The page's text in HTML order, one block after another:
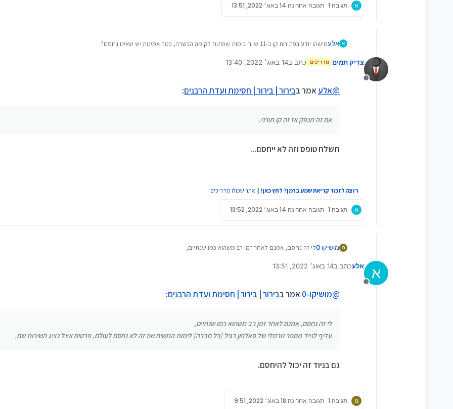
א תגובה 1 תגובה אחרונה 14 באוג׳ 2022, 13:51
א אלעמישהו יודע בפתיחת קו ב-11 ש"ח בימות שפתוח לקומה הכשרה, כמה אמינות יש שאינו נחסם?
תודה רבה!
מנותק
צדיק תמים מדריכים כתב ב14 באוג׳ 2022, 13:40
נערך לאחרונה על ידי
@אלעאמר בבירור | בירור | חסימת ועדת הרבנים:
אם זה מנפק אז זה קו תורני.
תשלח טופס וזה לא ייחסם...
רוצה לזכור קריאת שמע בזמן? לחץ כאן! || אתר שכולו מדריכים
א תגובה 1 תגובה אחרונה 14 באוג׳ 2022, 13:52
מ מושיקו 0
לי זה נחסם, אמנם לאחר זמן רב משהוא כמו שנתיים,
א
מנותק
אלעכתב ב14 באוג׳ 2022, 13:51
נערך לאחרונה על ידי
@מושיקו-0 אמר בבירור | בירור | חסימת ועדת הרבנים:
לי זה נחסם, אמנם לאחר זמן רב משהוא כמו שנתיים,
עדיף לנייד מספר נורמלי של פאלפון רגיל [כל חברה] לימות המשיח ואז זה לא נחסם לעולם, פרטים אצל נציג השירות שם.
גם בניוד זה יכול להיחסם.
מ תגובה 1 תגובה אחרונה 18 באוג׳ 2022, 9:51